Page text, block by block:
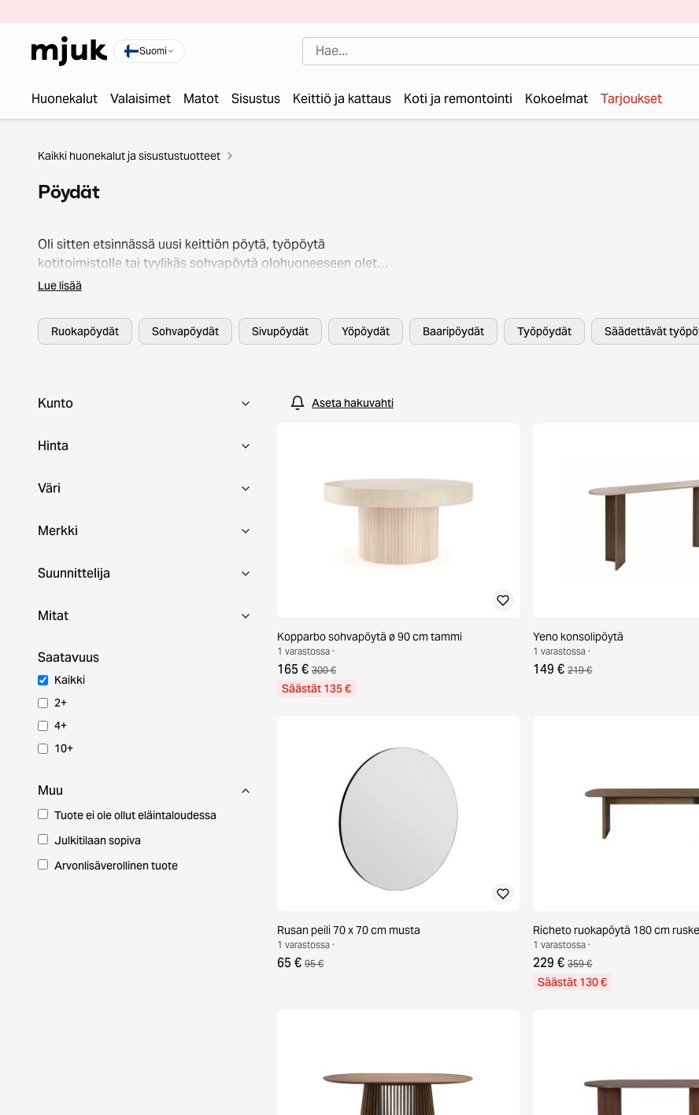
Suomi
Huonekalut Valaisimet Matot Sisustus Keittiö ja kattaus Koti ja remontointi Kokoelmat Tarjoukset
Kaikki huonekalut ja sisustustuotteet
Pöydät
Oli sitten etsinnässä uusi keittiön pöytä, työpöytä
kotitoimistolle tai tyylikäs sohvapöytä olohuoneeseen olet
saapunut oikeaan paikkaan! Mjukin laajasta valikoimasta
tyyliin. Mjukilta löydät second hand -pöytiä suosikeilta
kuten Artek, Ikea, Hay, Masku ja monet muut – selaa ja
Lue lisää
Ruokapöydät Sohvapöydät Sivupöydät Yöpöydät Baaripöydät Työpöydät Säädettävät
Kunto
Hinta
Väri
Merkki
Suunnittelija
Mitat
Saatavuus
Kaikki
2+
4+
10+
Muu
Tuote ei ole ollut eläintaloudessa
Julkitilaan sopiva
Arvonlisäverollinen tuote
Aseta hakuvahti
Kopparbo sohvapöytä ø 90 cm tammi
1 varastossa ·
165 € 300 €
Säästät 135 €
Yeno konsolipöytä
1 varastossa ·
149 € 219 €
Rusan peili 70 x 70 cm musta
1 varastossa ·
65 € 95 €
Richeto ruokapöytä 180 cm
1 varastossa ·
229 € 359 €
Säästät 130 €